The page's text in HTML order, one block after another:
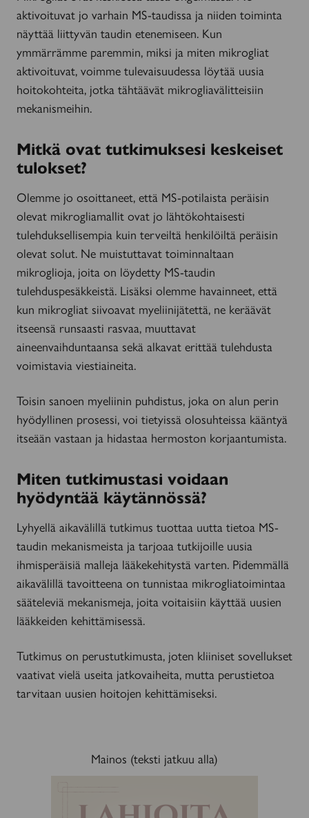
aktivoituvat jo varhain MS-taudissa ja niiden toiminta
näyttää liittyvän taudin etenemiseen. Kun
ymmärrämme paremmin, miksi ja miten mikrogliat
aktivoituvat, voimme tulevaisuudessa löytää uusia
hoitokohteita, jotka tähtäävät mikrogliavälitteisiin
mekanismeihin.
Mitkä ovat tutkimuksesi keskeiset
tulokset?
Olemme jo osoittaneet, että MS-potilaista peräisin
olevat mikrogliamallit ovat jo lähtökohtaisesti
tulehduksellisempia kuin terveiltä henkilöiltä peräisin
olevat solut. Ne muistuttavat toiminnaltaan
mikroglioja, joita on löydetty MS-taudin
tulehduspesäkkeistä. Lisäksi olemme havainneet, että
kun mikrogliat siivoavat myeliinijätettä, ne keräävät
itseensä runsaasti rasvaa, muuttavat
aineenvaihduntaansa sekä alkavat erittää tulehdusta
voimistavia viestiaineita.
Toisin sanoen myeliinin puhdistus, joka on alun perin
hyödyllinen prosessi, voi tietyissä olosuhteissa kääntyä
itseään vastaan ja hidastaa hermoston korjaantumista.
Miten tutkimustasi voidaan
hyödyntää käytännössä?
Lyhyellä aikavälillä tutkimus tuottaa uutta tietoa MS-
taudin mekanismeista ja tarjoaa tutkijoille uusia
ihmisperäisiä malleja lääkekehitystä varten. Pidemmällä
aikavälillä tavoitteena on tunnistaa mikrogliatoimintaa
sääteleviä mekanismeja, joita voitaisiin käyttää uusien
lääkkeiden kehittämisessä.
Tutkimus on perustutkimusta, joten kliiniset sovellukset
vaativat vielä useita jatkovaiheita, mutta perustietoa
tarvitaan uusien hoitojen kehittämiseksi.
Mainos (teksti jatkuu alla)